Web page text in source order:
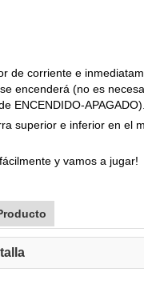
de corriente e
encenderá (no es
ENCENDIDO-APAGADO).
superior e inferior en el
y vamos a jugar!